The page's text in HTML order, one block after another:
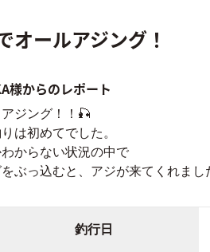
オールアジング！
様からのレポート
ジング！！🎣
は初めてでした。
からない状況の中で
ぶっ込むと、アジが来てくれまし
釣行日